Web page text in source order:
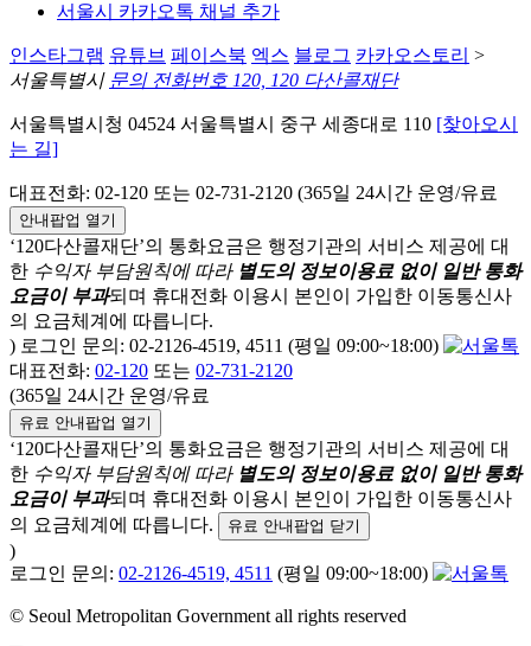
서울시 카카오톡 채널 추가
인스타그램 유튜브 페이스북 엑스 블로그 카카오스토리 >
서울특별시 문의 전화번호 120, 120 다산콜재단
서울특별시청 04524 서울특별시 중구 세종대로 110 [찾아오시
는 길]
대표전화: 02-120 또는 02-731-2120 (365일 24시간 운영/유료
안내팝업 열기
‘120다산콜재단’의 통화요금은 행정기관의 서비스 제공에 대
한 수익자 부담원칙에 따라 별도의 정보이용료 없이 일반 통화
요금이 부과되며 휴대전화 이용시 본인이 가입한 이동통신사
의 요금체계에 따릅니다.
) 로그인 문의: 02-2126-4519, 4511 (평일 09:00~18:00)
대표전화: 02-120 또는 02-731-2120
(365일 24시간 운영/유료
유료 안내팝업 열기
‘120다산콜재단’의 통화요금은 행정기관의 서비스 제공에 대
한 수익자 부담원칙에 따라 별도의 정보이용료 없이 일반 통화
요금이 부과되며 휴대전화 이용시 본인이 가입한 이동통신사
의 요금체계에 따릅니다.
유료 안내팝업 닫기
)
로그인 문의: 02-2126-4519, 4511 (평일 09:00~18:00)
© Seoul Metropolitan Government all rights reserved